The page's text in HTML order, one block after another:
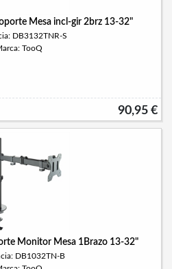
Mesa incl-gir 2brz 13-32"
DB3132TNR-S
TooQ
90,95 €
Monitor Mesa 1Brazo 13-32"
DB1032TN-B